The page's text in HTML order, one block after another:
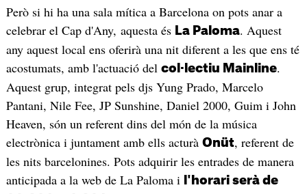
Però si hi ha una sala mítica a Barcelona on pots anar a
celebrar el Cap d'Any, aquesta és La Paloma. Aquest
any aquest local ens oferirà una nit diferent a les que ens té
acostumats, amb l'actuació del col·lectiu Mainline.
Aquest grup, integrat pels djs Yung Prado, Marcelo
Pantani, Nile Fee, JP Sunshine, Daniel 2000, Guim i John
Heaven, són un referent dins del món de la música
electrònica i juntament amb ells acturà Onüt, referent de
les nits barcelonines. Pots adquirir les entrades de manera
anticipada a la web de La Paloma i
l'horari serà de